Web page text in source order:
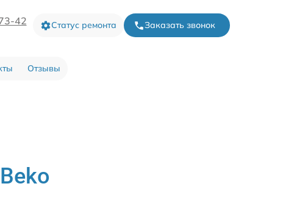
42 Статус ремонта Заказать звонок
Отзывы
Beko